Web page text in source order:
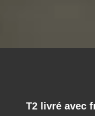
T2 livré avec